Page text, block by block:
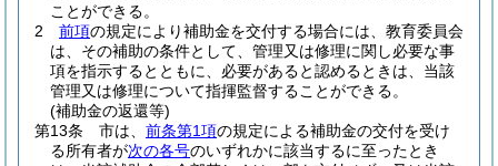
ことができる。
2
前項の規定により補助金を交付する場合には、教育委員会
は、その補助の条件として、管理又は修理に関し必要な事
項を指示するとともに、必要があると認めるときは、当該
管理又は修理について指揮監督することができる。
(補助金の返還等)
第13条
市は、 前条第1項の規定による補助金の交付を受け
る所有者が次の各号のいずれかに該当するに至ったとき